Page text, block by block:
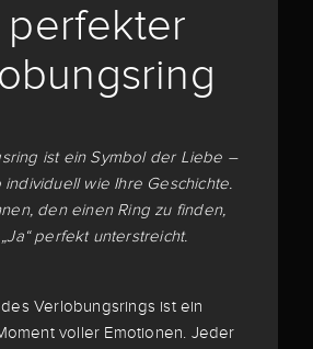
perfekter
ist ein Symbol der Liebe –
individuell wie Ihre Geschichte.
den einen Ring zu finden,
perfekt unterstreicht.
des Verlobungsrings ist ein
voller Emotionen. Jeder